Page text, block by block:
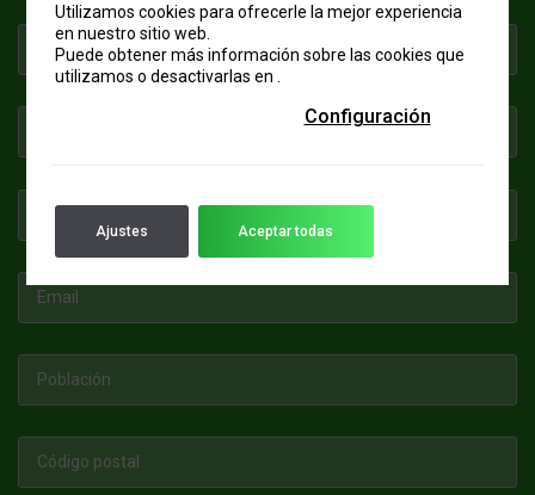
Utilizamos cookies para ofrecerle la mejor experiencia
en nuestro sitio web.
Puede obtener más información sobre las cookies que
utilizamos o desactivarlas en
Configuración
Aceptar todas
Ajustes